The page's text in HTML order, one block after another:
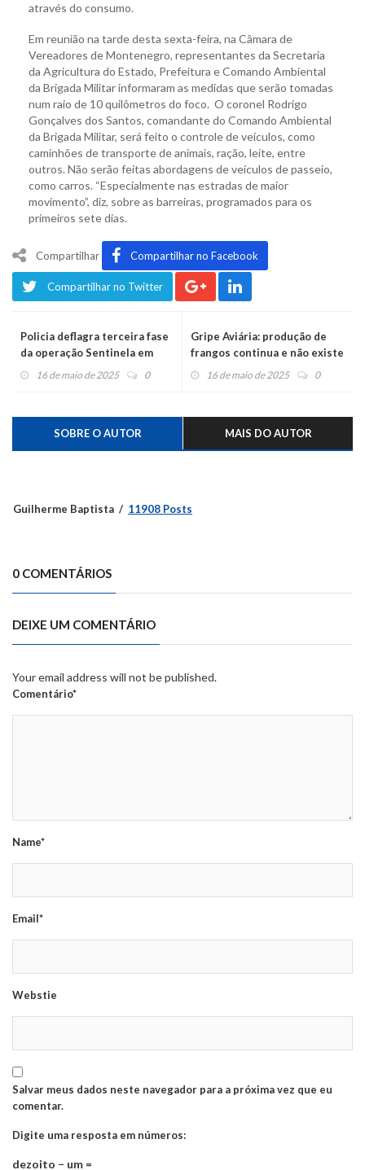
através do consumo.
Em reunião na tarde desta sexta-feira, na Câmara de
Vereadores de Montenegro, representantes da Secretaria
da Agricultura do Estado, Prefeitura e Comando Ambiental
da Brigada Militar informaram as medidas que serão tomadas
num raio de 10 quilômetros do foco. O coronel Rodrigo
Gonçalves dos Santos, comandante do Comando Ambiental
da Brigada Militar, será feito o controle de veículos, como
caminhões de transporte de animais, ração, leite, entre
outros. Não serão feitas abordagens de veículos de passeio,
como carros. “Especialmente nas estradas de maior
movimento”, diz, sobre as barreiras, programados para os
primeiros sete dias.
Compartilhar Compartilhar no Facebook
Compartilhar no Twitter
Policia deflagra terceira fase
da operação Sentinela em
Bom Princípio
16 de maio de 2025 0
Gripe Aviária: produção de
frangos continua e não existe
risco de transmissão por
16 de maio de 2025 0
SOBRE O AUTOR MAIS DO AUTOR
Guilherme Baptista 11908 Posts
0 COMENTÁRIOS
DEIXE UM COMENTÁRIO
Your email address will not be published.
Comentário*
Name*
Email*
Webstie
Salvar meus dados neste navegador para a próxima vez que eu
comentar.
Digite uma resposta em números:
dezoito − um =